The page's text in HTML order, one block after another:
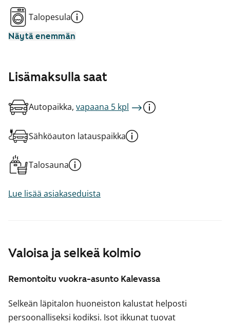
Valoisa ja selkeä kolmio
Remontoitu vuokra-asunto Kalevassa
Selkeän läpitalon huoneiston kalustat helposti
persoonalliseksi kodiksi. Isot ikkunat tuovat
Talopesula
Näytä enemmän
Lisämaksulla saat
Autopaikka, vapaana 5 kpl
Sähköauton latauspaikka
Talosauna
Lue lisää asiakaseduista